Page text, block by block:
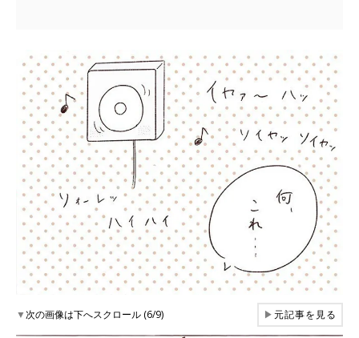
▼次の画像は下へスクロール (6/9) ▶元記事を見る